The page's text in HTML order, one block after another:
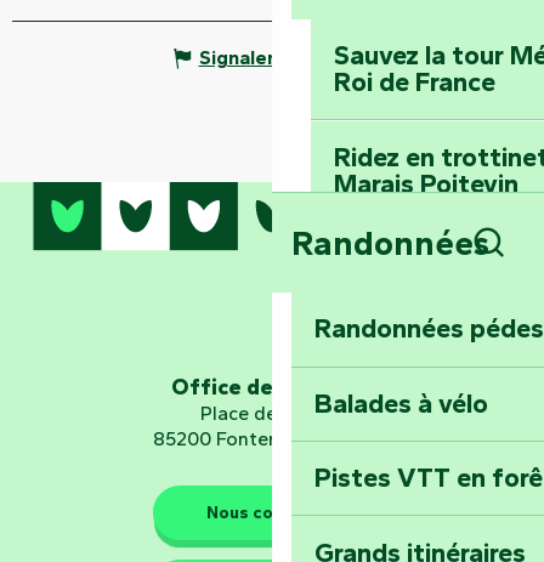
Sauvez la tour
Roi de France
Ridez en
Marais Poitevin
Embarquez pour
Explorez
d’orientation «
Les gardiens de la nature
Randonnées
Randonnées
Balades à vélo
Pistes VTT en
Grands itinéraires
Signaler une erreur
Office de tourisme
Place de Verdun
85200 Fontenay-le-Comte
Nous contacter